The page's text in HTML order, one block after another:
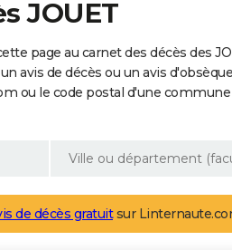
JOUET
page au carnet des décès des
avis de décès ou un avis
ou le code postal d'une
de décès gratuitsur